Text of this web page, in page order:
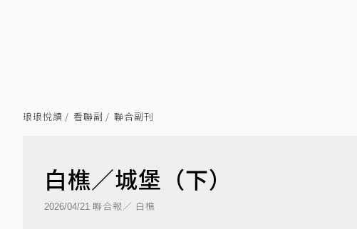
琅琅悅讀 看聯副 聯合副刊
白樵／城堡（下）
2026/04/21 聯合報／ 白樵